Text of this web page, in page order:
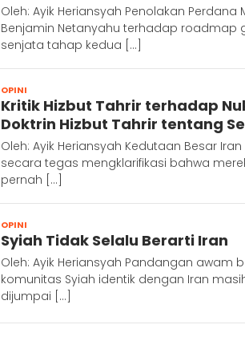
Oleh: Ayik Heriansyah Penolakan Perdana
Benjamin Netanyahu terhadap roadmap
senjata tahap kedua […]
OPINI
Kritik Hizbut Tahrir terhadap
Doktrin Hizbut Tahrir tentang
Oleh: Ayik Heriansyah Kedutaan Besar
secara tegas mengklarifikasi bahwa
pernah […]
OPINI
Syiah Tidak Selalu Berarti Iran
Oleh: Ayik Heriansyah Pandangan awam
komunitas Syiah identik dengan Iran
dijumpai […]